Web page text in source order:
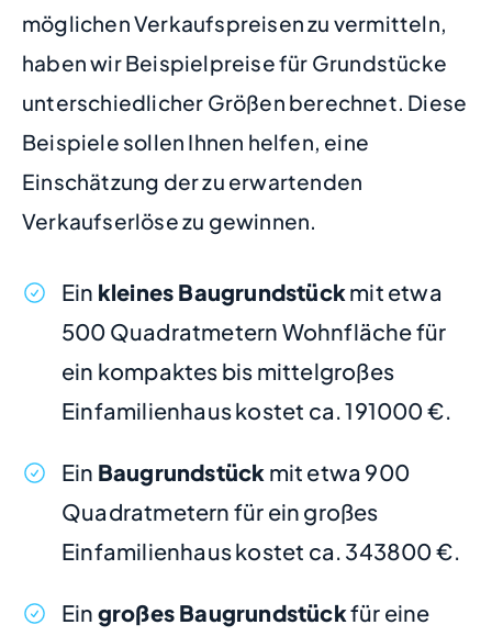
möglichen Verkaufspreisen zu vermitteln,
haben wir Beispielpreise für Grundstücke
unterschiedlicher Größen berechnet. Diese
Beispiele sollen Ihnen helfen, eine
Einschätzung der zu erwartenden
Verkaufserlöse zu gewinnen.
Ein kleines Baugrundstückmit etwa
500 Quadratmetern Wohnfläche für
ein kompaktes bis mittelgroßes
Einfamilienhaus kostet ca. 191000 €.
Ein Baugrundstück mit etwa 900
Quadratmetern für ein großes
Einfamilienhaus kostet ca. 343800 €.
Ein großes Baugrundstückfür eine